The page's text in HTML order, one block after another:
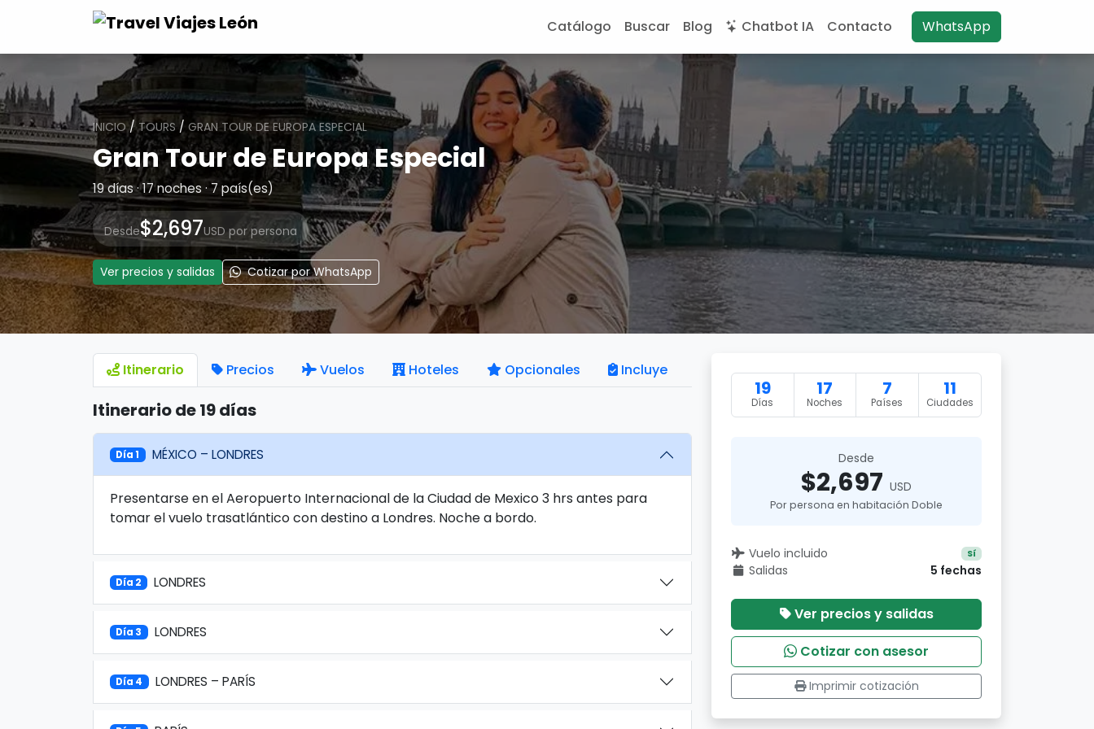
Catálogo Buscar Blog Chatbot IA Contacto WhatsApp
INICIO/TOURS / GRAN TOUR DE EUROPA ESPECIAL
Gran Tour de Europa Especial
19 días · 17 noches · 7 país(es)
Desde$2,697USD por persona
Ver precios y salidas Cotizar por WhatsApp
Itinerario Precios Vuelos Hoteles Opcionales Incluye
Itinerario de 19 días
Día 1 MÉXICO – LONDRES
Presentarse en el Aeropuerto Internacional de la Ciudad de Mexico 3 hrs antes para
tomar el vuelo trasatlántico con destino a Londres. Noche a bordo.
Día 2 LONDRES
Día 3 LONDRES
Día 4 LONDRES – PARÍS
19
Días
17
Noches
7
Países
11
Ciudades
Desde
$2,697 USD
Por persona en habitación Doble
Vuelo incluido Sí
Salidas 5 fechas
Ver precios y salidas
Cotizar con asesor
Imprimir cotización